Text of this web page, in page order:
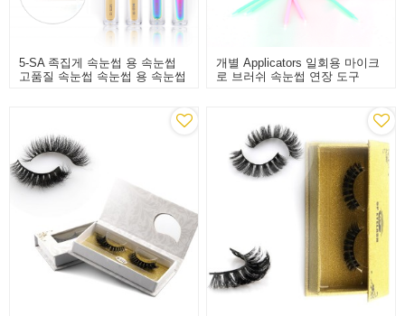
5-SA 족집게 속눈썹 용 속눈썹
고품질 속눈썹 속눈썹 용 속눈썹
개별 Applicators 일회용 마이크
로 브러쉬 속눈썹 연장 도구